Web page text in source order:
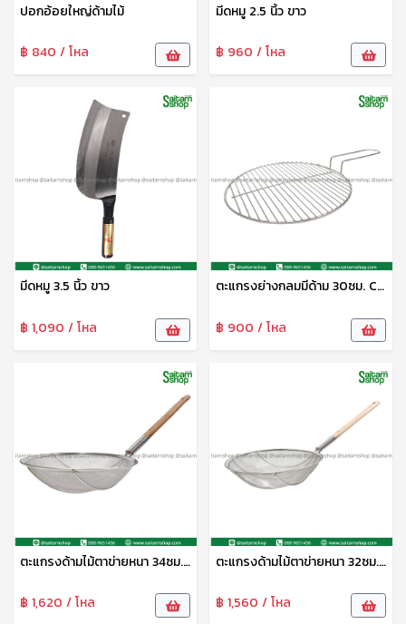
ปอกอ้อยใหญ่ด้ามไม้
฿ 840 / โหล
มีดหมู 2.5 นิ้ว ขาว
฿ 960 / โหล
มีดหมู 3.5 นิ้ว ขาว
฿ 1,090 / โหล
ตะแกรงย่างกลมมีด้าม 30ซม. CYS
฿ 900 / โหล
ตะแกรงด้ามไม้ตาข่ายหนา 34ซม. CYS
฿ 1,620 / โหล
ตะแกรงด้ามไม้ตาข่ายหนา 32ซม. CYS
฿ 1,560 / โหล